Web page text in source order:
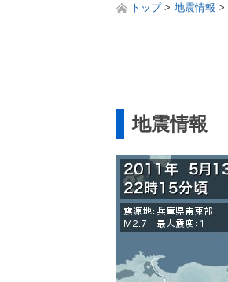
トップ 地震情報
地震情報